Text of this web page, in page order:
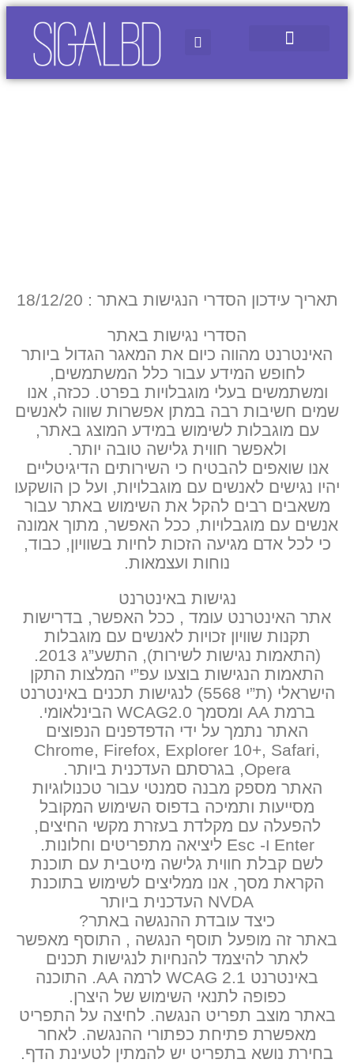
תאריך עידכון הסדרי הנגישות באתר : 18/12/20
הסדרי נגישות באתר
האינטרנט מהווה כיום את המאגר הגדול ביותר
לחופש המידע עבור כלל המשתמשים,
ומשתמשים בעלי מוגבלויות בפרט. ככזה, אנו
שמים חשיבות רבה במתן אפשרות שווה לאנשים
עם מוגבלות לשימוש במידע המוצג באתר,
ולאפשר חווית גלישה טובה יותר.
אנו שואפים להבטיח כי השירותים הדיגיטליים
יהיו נגישים לאנשים עם מוגבלויות, ועל כן הושקעו
משאבים רבים להקל את השימוש באתר עבור
אנשים עם מוגבלויות, ככל האפשר, מתוך אמונה
כי לכל אדם מגיעה הזכות לחיות בשוויון, כבוד,
נוחות ועצמאות.
נגישות באינטרנט
אתר האינטרנט עומד , ככל האפשר, בדרישות
תקנות שוויון זכויות לאנשים עם מוגבלות
(התאמות נגישות לשירות), התשע”ג 2013.
התאמות הנגישות בוצעו עפ”י המלצות התקן
הישראלי (ת”י 5568) לנגישות תכנים באינטרנט
ברמת AA ומסמך WCAG2.0 הבינלאומי.
האתר נתמך על ידי הדפדפנים הנפוצים
Chrome, Firefox, Explorer 10+, Safari,
Opera, בגרסתם העדכנית ביותר.
האתר מספק מבנה סמנטי עבור טכנולוגיות
מסייעות ותמיכה בדפוס השימוש המקובל
להפעלה עם מקלדת בעזרת מקשי החיצים,
Enter ו- Esc ליציאה מתפריטים וחלונות.
לשם קבלת חווית גלישה מיטבית עם תוכנת
הקראת מסך, אנו ממליצים לשימוש בתוכנת
NVDA העדכנית ביותר
כיצד עובדת ההנגשה באתר?
באתר זה מופעל תוסף הנגשה , התוסף מאפשר
לאתר להיצמד להנחיות לנגישות תכנים
באינטרנט WCAG 2.1 לרמה AA. התוכנה
כפופה לתנאי השימוש של היצרן.
באתר מוצב תפריט הנגשה. לחיצה על התפריט
מאפשרת פתיחת כפתורי ההנגשה. לאחר
בחירת נושא בתפריט יש להמתין לטעינת הדף.